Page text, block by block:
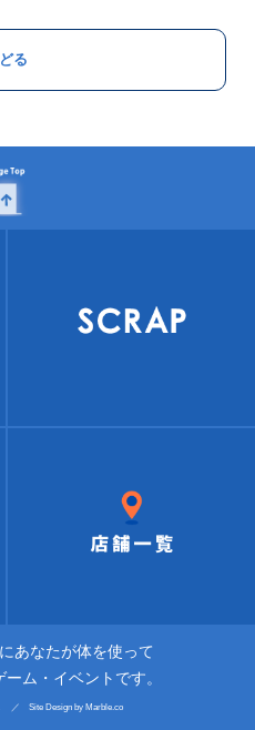
る
あなたが体を使って
ム・イベントです。
／ Site Design by Marble.co